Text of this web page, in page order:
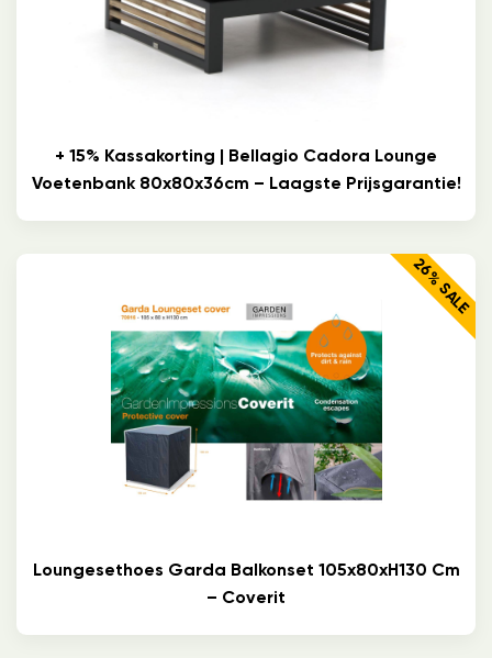
+ 15% Kassakorting | Bellagio Cadora Lounge
Voetenbank 80x80x36cm – Laagste Prijsgarantie!
26% SALE
Loungesethoes Garda Balkonset 105x80xH130 Cm
– Coverit